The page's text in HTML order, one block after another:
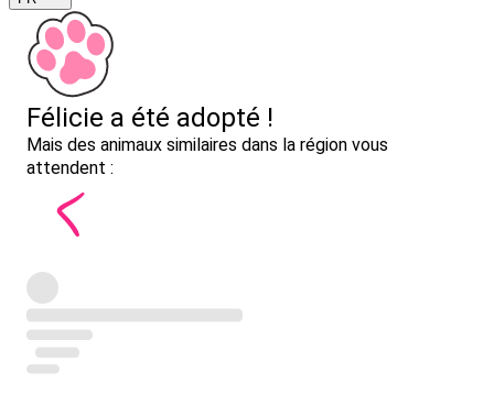
Félicie a été adopté !
Mais des animaux similaires dans la région vous
attendent :